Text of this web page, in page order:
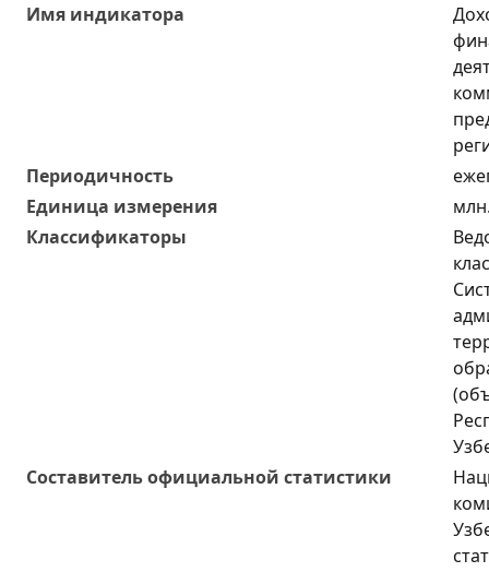
Имя индикатора
Периодичность
Единица измерения
Классификаторы
Составитель официальной статистики